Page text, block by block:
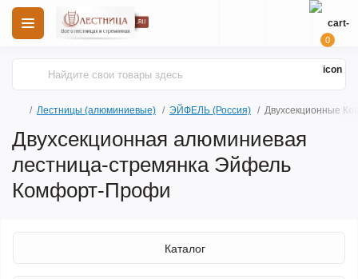
0
Лестницы (алюминиевые) ЭЙФЕЛЬ (Россия) Двухсекционные
Двухсекционная алюминиевая
лестница-стремянка Эйфель
Комфорт-Профи
Каталог